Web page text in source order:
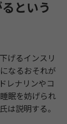
という
げるインスリ
なるおそれが
レナリンやコ
眠を妨げられ
は説明する。